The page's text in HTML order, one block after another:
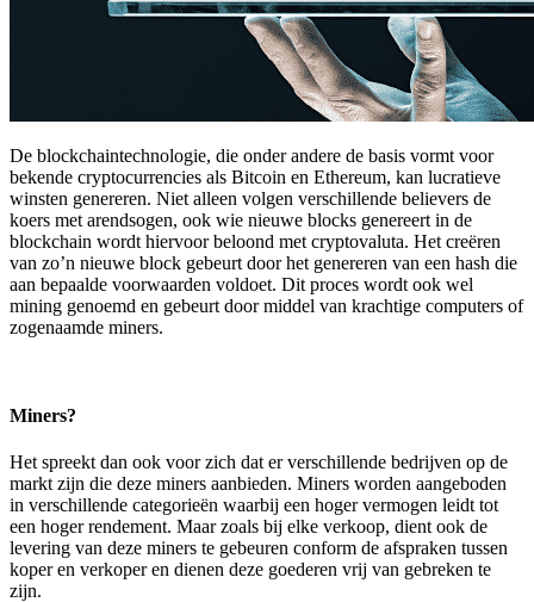
De blockchaintechnologie, die onder andere de basis vormt voor
bekende cryptocurrencies als Bitcoin en Ethereum, kan lucratieve
winsten genereren. Niet alleen volgen verschillende believers de
koers met arendsogen, ook wie nieuwe blocks genereert in de
blockchain wordt hiervoor beloond met cryptovaluta. Het creëren
van zo’n nieuwe block gebeurt door het genereren van een hash die
aan bepaalde voorwaarden voldoet. Dit proces wordt ook wel
mining genoemd en gebeurt door middel van krachtige computers of
zogenaamde miners.
Miners?
Het spreekt dan ook voor zich dat er verschillende bedrijven op de
markt zijn die deze miners aanbieden. Miners worden aangeboden
in verschillende categorieën waarbij een hoger vermogen leidt tot
een hoger rendement. Maar zoals bij elke verkoop, dient ook de
levering van deze miners te gebeuren conform de afspraken tussen
koper en verkoper en dienen deze goederen vrij van gebreken te
zijn.